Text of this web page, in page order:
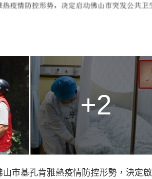
+2
市基孔肯雅熱疫情防控形勢，決定